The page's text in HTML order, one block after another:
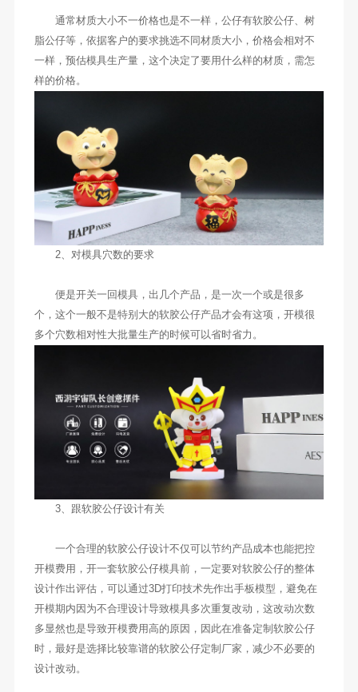
通常材质大小不一价格也是不一样，公仔有软胶公仔、树
脂公仔等，依据客户的要求挑选不同材质大小，价格会相对不
一样，预估模具生产量，这个决定了要用什么样的材质，需怎
样的价格。
2、对模具穴数的要求
便是开关一回模具，出几个产品，是一次一个或是很多
个，这个一般不是特别大的软胶公仔产品才会有这项，开模很
多个穴数相对性大批量生产的时候可以省时省力。
3、跟软胶公仔设计有关
一个合理的软胶公仔设计不仅可以节约产品成本也能把控
开模费用，开一套软胶公仔模具前，一定要对软胶公仔的整体
设计作出评估，可以通过3D打印技术先作出手板模型，避免在
开模期内因为不合理设计导致模具多次重复改动，这改动次数
多显然也是导致开模费用高的原因，因此在准备定制软胶公仔
时，最好是选择比较靠谱的软胶公仔定制厂家，减少不必要的
设计改动。